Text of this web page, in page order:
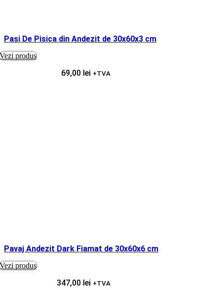
Pasi De Pisica din Andezit de 30x60x3 cm
Vezi produs
69,00 lei +TVA
Pavaj Andezit Dark Fiamat de 30x60x6 cm
Vezi produs
347,00 lei +TVA